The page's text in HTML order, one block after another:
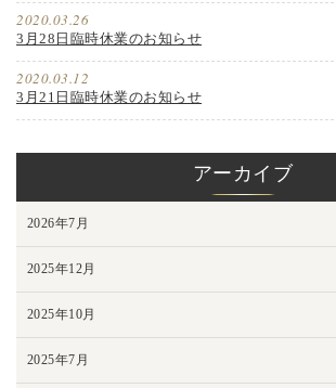
2020.03.26
3月28日臨時休業のお知らせ
2020.03.12
3月21日臨時休業のお知らせ
アーカイブ
2026年7月
2025年12月
2025年10月
2025年7月